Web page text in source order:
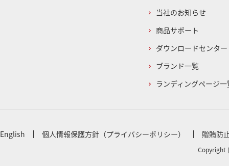
当社のお知らせ
商品サポート
ダウンロードセンター
ブランド一覧
ランディングページ一
English 個人情報保護方針（プライバシーポリシー） 贈賄防
Copyright